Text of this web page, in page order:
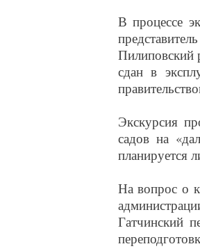
В процессе
Пилиповский
сдан в
Экскурсия
садов на
планируется
На вопрос о
Гатчинский